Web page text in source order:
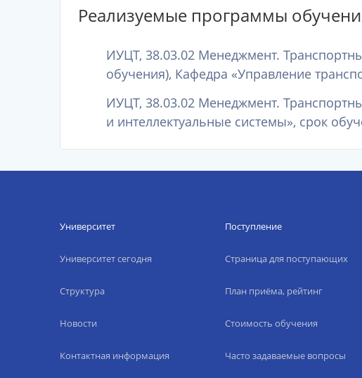
Реализуемые программы
ИУЦТ, 38.03.02 Менеджмент.
обучения), Кафедра «Управление
ИУЦТ, 38.03.02 Менеджмент.
и интеллектуальные системы», срок
Университет
Университет сегодня
Структура
Новости
Контактная информация
Поступление
Страница для поступающих
План приёма, рейтинг
Стоимость обучения
Часто задаваемые вопросы